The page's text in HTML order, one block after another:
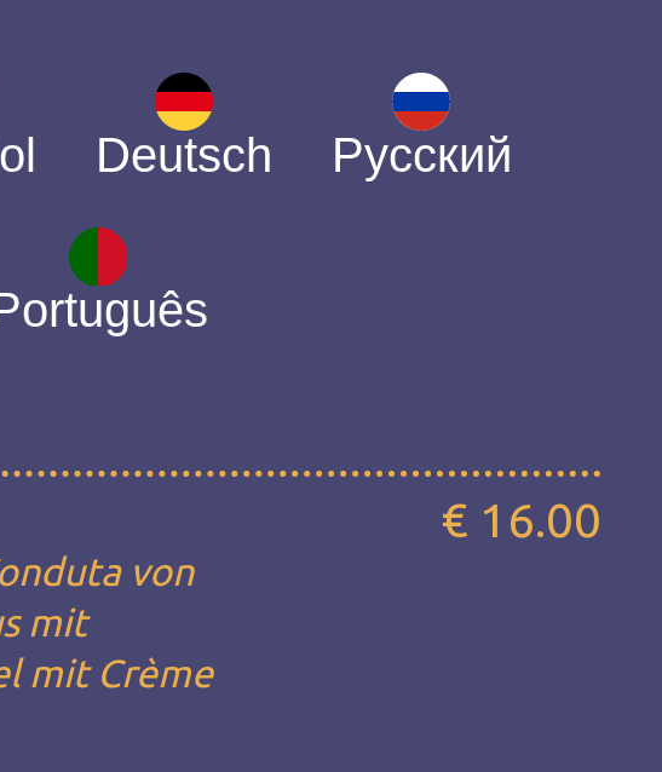
Deutsch Русский
von
mit
mit Crème
€ 16.00